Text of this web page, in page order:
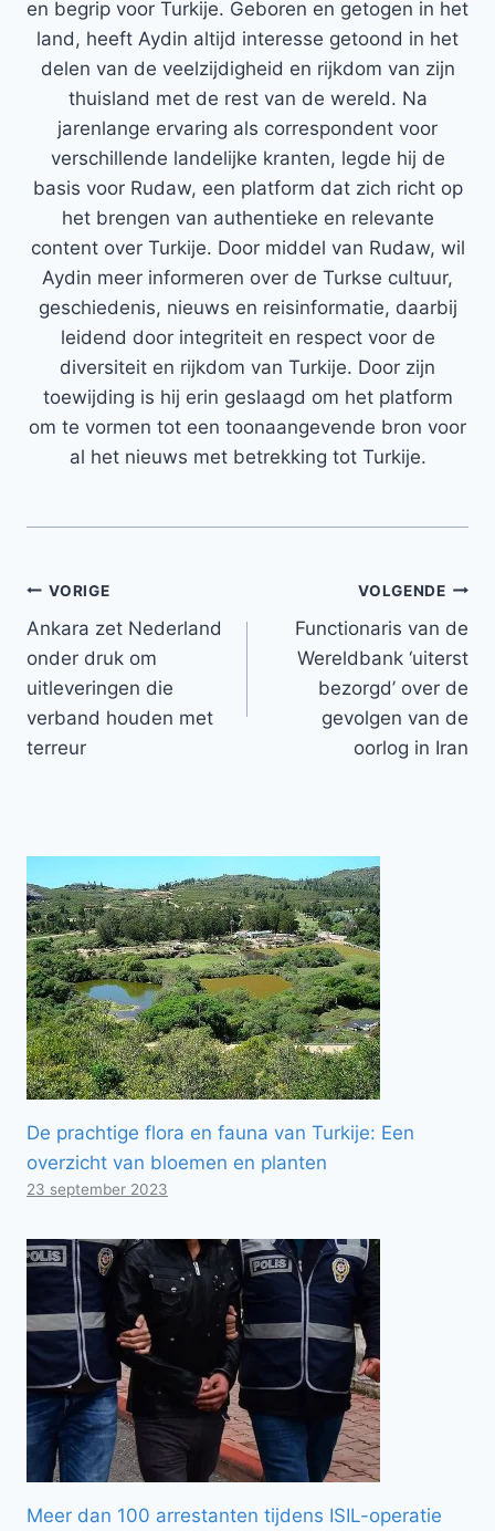
en begrip voor Turkije. Geboren en getogen in het
land, heeft Aydin altijd interesse getoond in het
delen van de veelzijdigheid en rijkdom van zijn
thuisland met de rest van de wereld. Na
jarenlange ervaring als correspondent voor
verschillende landelijke kranten, legde hij de
basis voor Rudaw, een platform dat zich richt op
het brengen van authentieke en relevante
content over Turkije. Door middel van Rudaw, wil
Aydin meer informeren over de Turkse cultuur,
geschiedenis, nieuws en reisinformatie, daarbij
leidend door integriteit en respect voor de
diversiteit en rijkdom van Turkije. Door zijn
toewijding is hij erin geslaagd om het platform
om te vormen tot een toonaangevende bron voor
al het nieuws met betrekking tot Turkije.
Bericht
navigatie
VORIGE
Ankara zet Nederland
onder druk om
uitleveringen die
verband houden met
terreur
VOLGENDE
Functionaris van de
Wereldbank ‘uiterst
bezorgd’ over de
gevolgen van de
oorlog in Iran
De prachtige flora en fauna van Turkije: Een
overzicht van bloemen en planten
23 september 2023
Meer dan 100 arrestanten tijdens ISIL-operatie